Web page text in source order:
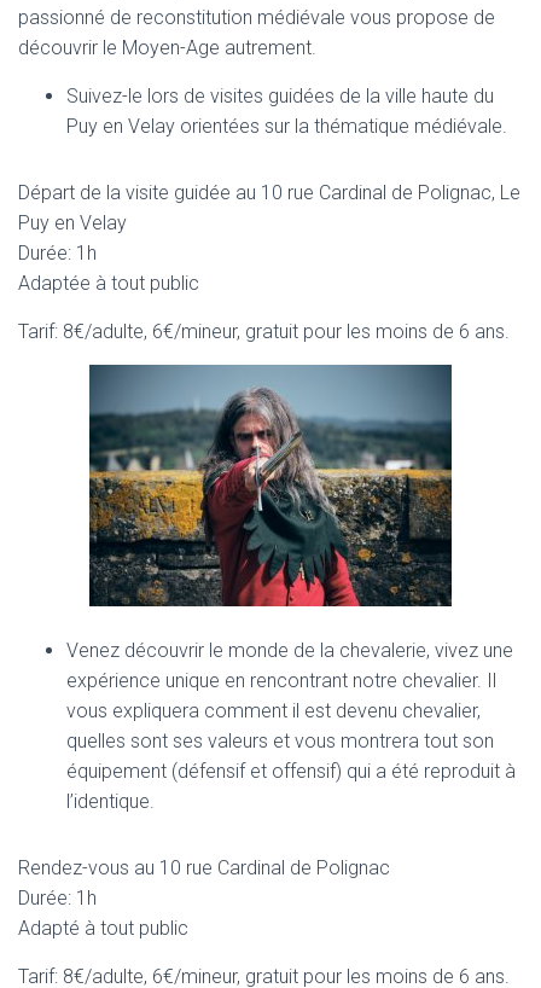
passionné de reconstitution médiévale vous propose de
découvrir le Moyen-Age autrement.
Suivez-le lors de visites guidées de la ville haute du
Puy en Velay orientées sur la thématique médiévale.
Départ de la visite guidée au 10 rue Cardinal de Polignac, Le
Puy en Velay
Durée: 1h
Adaptée à tout public
Tarif: 8€/adulte, 6€/mineur, gratuit pour les moins de 6 ans.
Venez découvrir le monde de la chevalerie, vivez une
expérience unique en rencontrant notre chevalier. Il
vous expliquera comment il est devenu chevalier,
quelles sont ses valeurs et vous montrera tout son
équipement (défensif et offensif) qui a été reproduit à
l’identique.
Rendez-vous au 10 rue Cardinal de Polignac
Durée: 1h
Adapté à tout public
Tarif: 8€/adulte, 6€/mineur, gratuit pour les moins de 6 ans.